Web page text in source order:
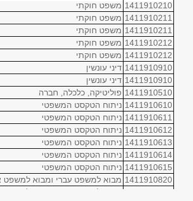
1411910210 משפט חוקתי
1411910211 משפט חוקתי
1411910211 משפט חוקתי
1411910212 משפט חוקתי
1411910212 משפט חוקתי
1411910910 דיני עונשין
1411910910 דיני עונשין
1411910510 פוליטיקה, כלכלה, חברה
1411910610 ניתוח הטקסט המשפטי
1411910611 ניתוח הטקסט המשפטי
1411910612 ניתוח הטקסט המשפטי
1411910613 ניתוח הטקסט המשפטי
1411910614 ניתוח הטקסט המשפטי
1411910615 ניתוח הטקסט המשפטי
1411910820 מבוא למשפט עברי ומבוא למשפט
מבוא למשפט עברי ומבוא למשפט